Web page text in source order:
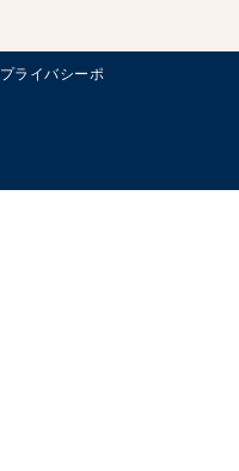
プライバシーポ